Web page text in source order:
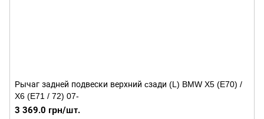
Рычаг задней подвески верхний cзади (L) BMW X5 (E70) /
X6 (E71 / 72) 07-
3 369.0 грн/шт.